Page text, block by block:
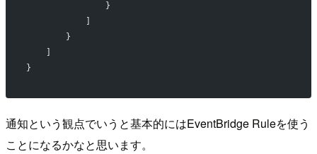
                }
        }
}
通知という観点でいうと基本的にはEventBridge Ruleを使う
ことになるかなと思います。